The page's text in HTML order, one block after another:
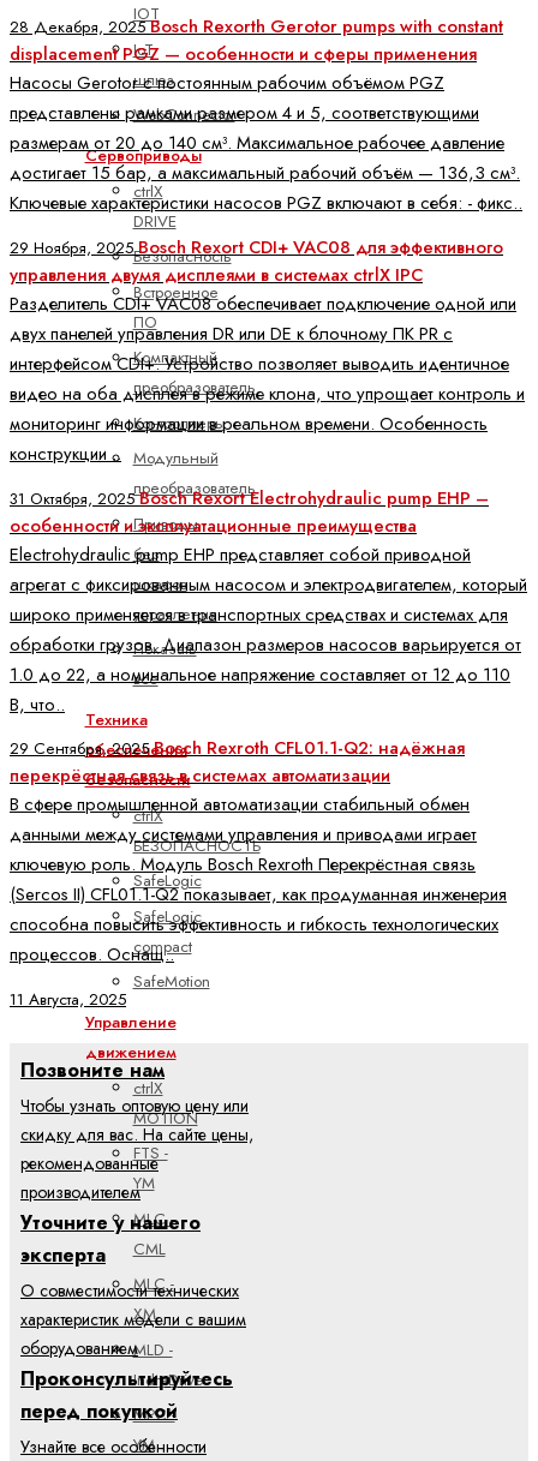
IOT
IoT
шлюз
WebConnector
Сервоприводы
ctrlX
DRIVE
Безопасность
Встроенное
ПО
Компактный
преобразователь
Контроллеры
Модульный
преобразователь
Приводы
без
шкафов
управления
Показать
все
Техника
обеспечения
безопасности
ctrlX
БЕЗОПАСНОСТЬ
SafeLogic
SafeLogic
compact
SafeMotion
Управление
движением
ctrlX
MOTION
FTS -
YM
MLC -
CML
MLC -
XM
MLD -
IndraDrive
MPC -
YM
28 Декабря, 2025Bosch Rexorth Gerotor pumps with constant
displacement PGZ — особенности и сферы применения
Насосы Gerotor с постоянным рабочим объёмом PGZ
представлены рамками размером 4 и 5, соответствующими
размерам от 20 до 140 см³. Максимальное рабочее давление
достигает 15 бар, а максимальный рабочий объём — 136,3 см³.
Ключевые характеристики насосов PGZ включают в себя: - фикс..
29 Ноября, 2025Bosch Rexort CDI+ VAC08 для эффективного
управления двумя дисплеями в системах ctrlX IPC
Разделитель CDI+ VAC08 обеспечивает подключение одной или
двух панелей управления DR или DE к блочному ПК PR с
интерфейсом CDI+. Устройство позволяет выводить идентичное
видео на оба дисплея в режиме клона, что упрощает контроль и
мониторинг информации в реальном времени. Особенность
конструкции ..
31 Октября, 2025Bosch Rexort Electrohydraulic pump EHP –
особенности и эксплуатационные преимущества
Electrohydraulic pump EHP представляет собой приводной
агрегат с фиксированным насосом и электродвигателем, который
широко применяется в транспортных средствах и системах для
обработки грузов. Диапазон размеров насосов варьируется от
1.0 до 22, а номинальное напряжение составляет от 12 до 110
В, что..
29 Сентября, 2025Bosch Rexroth CFL01.1-Q2: надёжная
перекрёстная связь в системах автоматизации
В сфере промышленной автоматизации стабильный обмен
данными между системами управления и приводами играет
ключевую роль. Модуль Bosch Rexroth Перекрёстная связь
(Sercos II) CFL01.1-Q2 показывает, как продуманная инженерия
способна повысить эффективность и гибкость технологических
процессов. Оснащ..
11 Августа, 2025
Позвоните нам
Чтобы узнать оптовую цену или
скидку для вас. На сайте цены,
рекомендованные
производителем
Уточните у нашего
эксперта
О совместимости технических
характеристик модели с вашим
оборудованием
Проконсультируйтесь
перед покупкой
Узнайте все особенности